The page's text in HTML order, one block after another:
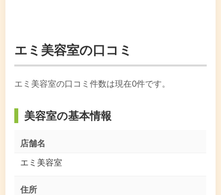
エミ美容室の口コミ
エミ美容室の口コミ件数は現在0件です。
美容室の基本情報
店舗名
エミ美容室
住所